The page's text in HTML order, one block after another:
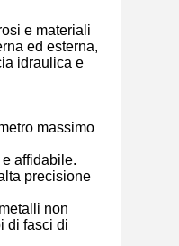
e materiali
ed esterna,
idraulica e
massimo
affidabile.
precisione
non
di fasci di